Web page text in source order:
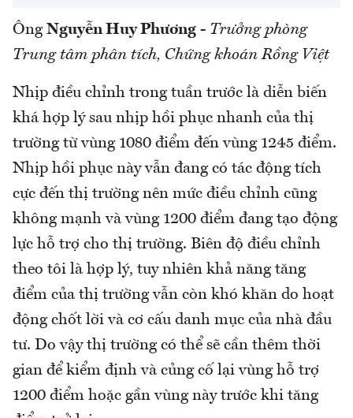
Ông Nguyễn Huy Phương - Trưởng phòng
Trung tâm phân tích, Chứng khoán Rồng Việt
Nhịp điều chỉnh trong tuần trước là diễn biến
khá hợp lý sau nhịp hồi phục nhanh của thị
trường từ vùng 1080 điểm đến vùng 1245 điểm.
Nhịp hồi phục này vẫn đang có tác động tích
cực đến thị trường nên mức điều chỉnh cũng
không mạnh và vùng 1200 điểm đang tạo động
lực hỗ trợ cho thị trường. Biên độ điều chỉnh
theo tôi là hợp lý, tuy nhiên khả năng tăng
điểm của thị trường vẫn còn khó khăn do hoạt
động chốt lời và cơ cấu danh mục của nhà đầu
tư. Do vậy thị trường có thể sẽ cần thêm thời
gian để kiểm định và củng cố lại vùng hỗ trợ
1200 điểm hoặc gần vùng này trước khi tăng